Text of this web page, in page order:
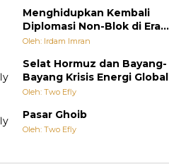
Menghidupkan Kembali
Diplomasi Non-Blok di Era
Multipolar
Oleh: Irdam Imran
Selat Hormuz dan Bayang-
Bayang Krisis Energi Global
Oleh: Two Efly
Pasar Ghoib
Oleh: Two Efly